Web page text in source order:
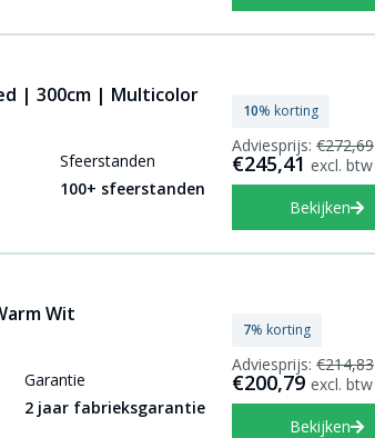
| 300cm | Multicolor
Sfeerstanden
100+ sfeerstanden
10% korting
Adviesprijs: €272,69
€245,41 excl. btw
Bekijken
Wit
Garantie
2 jaar fabrieksgarantie
7% korting
Adviesprijs: €214,83
€200,79 excl. btw
Bekijken